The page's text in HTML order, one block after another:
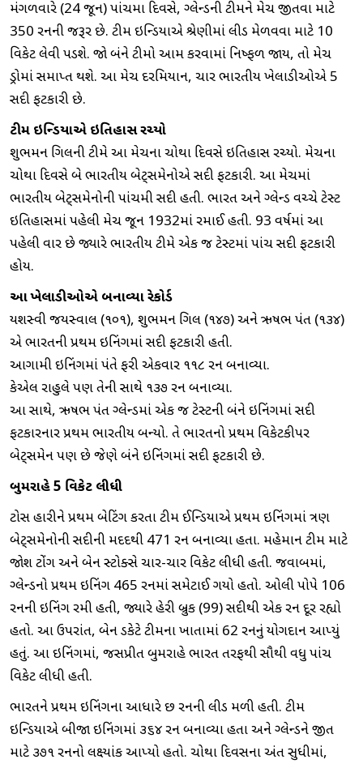
મંગળવારે (24 જૂન) પાંચમા દિવસે, ઇંગ્લેન્ડની ટીમને મેચ જીતવા માટે
350 રનની જરૂર છે. ટીમ ઇન્ડિયાએ શ્રેણીમાં લીડ મેળવવા માટે 10
વિકેટ લેવી પડશે. જો બંને ટીમો આમ કરવામાં નિષ્ફળ જાય, તો મેચ
ડ્રોમાં સમાપ્ત થશે. આ મેચ દરમિયાન, ચાર ભારતીય ખેલાડીઓએ 5
સદી ફટકારી છે.
ટીમ ઇન્ડિયાએ ઇતિહાસ રચ્યો
શુભમન ગિલની ટીમે આ મેચના ચોથા દિવસે ઇતિહાસ રચ્યો. મેચના
ચોથા દિવસે બે ભારતીય બેટ્સમેનોએ સદી ફટકારી. આ મેચમાં
ભારતીય બેટ્સમેનોની પાંચમી સદી હતી. ભારત અને ઇંગ્લેન્ડ વચ્ચે ટેસ્ટ
ઇતિહાસમાં પહેલી મેચ જૂન 1932માં રમાઈ હતી. 93 વર્ષમાં આ
પહેલી વાર છે જ્યારે ભારતીય ટીમે એક જ ટેસ્ટમાં પાંચ સદી ફટકારી
હોય.
આ ખેલાડીઓએ બનાવ્યા રેકોર્ડ
યશસ્વી જયસ્વાલ (૧૦૧), શુભમન ગિલ (૧૪૭) અને ઋષભ પંત (૧૩૪)
એ ભારતની પ્રથમ ઇનિંગમાં સદી ફટકારી હતી.
આગામી ઇનિંગમાં પંતે ફરી એકવાર ૧૧૮ રન બનાવ્યા.
કેએલ રાહુલે પણ તેની સાથે ૧૩૭ રન બનાવ્યા.
આ સાથે, ઋષભ પંત ઇંગ્લેન્ડમાં એક જ ટેસ્ટની બંને ઇનિંગમાં સદી
ફટકારનાર પ્રથમ ભારતીય બન્યો. તે ભારતનો પ્રથમ વિકેટકીપર
બેટ્સમેન પણ છે જેણે બંને ઇનિંગમાં સદી ફટકારી છે.
બુમરાહે 5 વિકેટ લીધી
ટોસ હારીને પ્રથમ બેટિંગ કરતા ટીમ ઈન્ડિયાએ પ્રથમ ઇનિંગમાં ત્રણ
બેટ્સમેનોની સદીની મદદથી 471 રન બનાવ્યા હતા. મહેમાન ટીમ માટે
જોશ ટોંગ અને બેન સ્ટોક્સે ચાર-ચાર વિકેટ લીધી હતી. જવાબમાં,
ઇંગ્લેન્ડનો પ્રથમ ઇનિંગ 465 રનમાં સમેટાઈ ગયો હતો. ઓલી પોપે 106
રનની ઇનિંગ રમી હતી, જ્યારે હેરી બ્રુક (99) સદીથી એક રન દૂર રહ્યો
હતો. આ ઉપરાંત, બેન ડકેટે ટીમના ખાતામાં 62 રનનું યોગદાન આપ્યું
હતું. આ ઇનિંગમાં, જસપ્રીત બુમરાહે ભારત તરફથી સૌથી વધુ પાંચ
વિકેટ લીધી હતી.
ભારતને પ્રથમ ઇનિંગના આધારે છ રનની લીડ મળી હતી. ટીમ
ઇન્ડિયાએ બીજા ઇનિંગમાં ૩૬૪ રન બનાવ્યા હતા અને ઇંગ્લેન્ડને જીત
માટે ૩૭૧ રનનો લક્ષ્યાંક આપ્યો હતો. ચોથા દિવસના અંત સુધીમાં,